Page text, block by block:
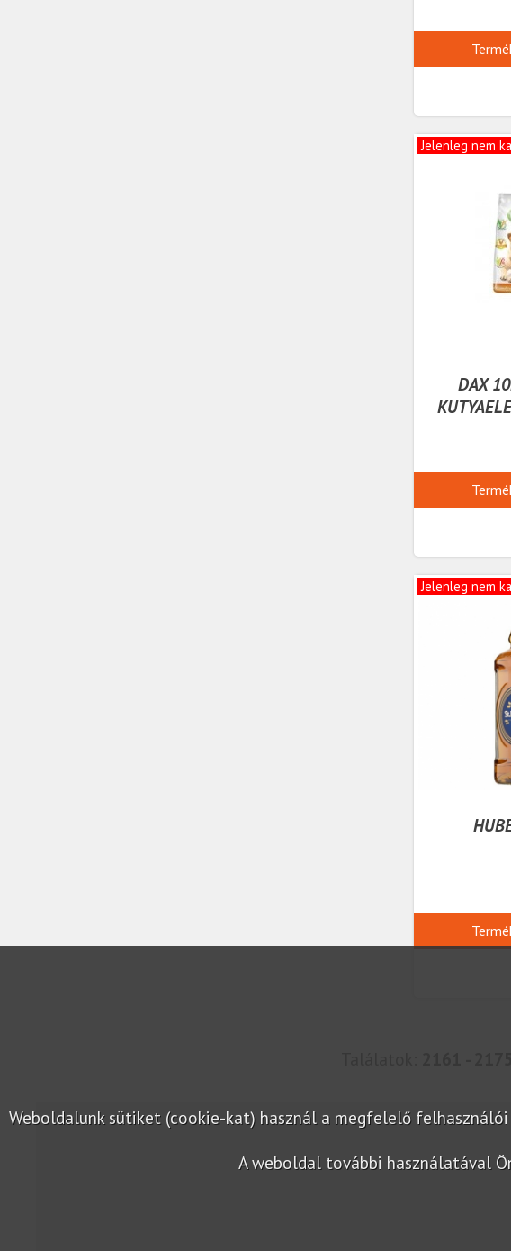
Jelenleg nem
DAX
Jelenleg nem
Weboldalunk sütiket (cookie-kat) használ a megfelelő
A weboldal további használatával